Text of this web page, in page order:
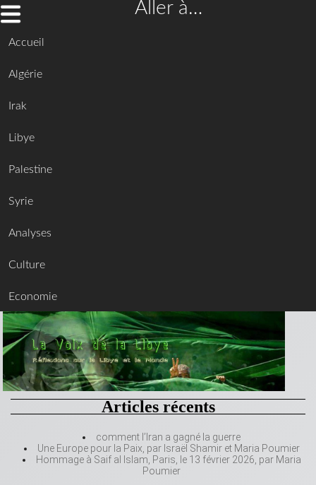
Aller à…
Accueil
Algérie
Irak
Libye
Palestine
Syrie
Analyses
Culture
Economie
Articles récents
comment l’Iran a gagné la guerre
Une Europe pour la Paix, par Israël Shamir et Maria Poumier
Hommage à Saif al Islam, Paris, le 13 février 2026, par Maria
Poumier